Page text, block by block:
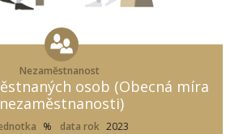
Nezaměstnanost
osob (Obecná míra
nezaměstnanosti)
% data rok 2023